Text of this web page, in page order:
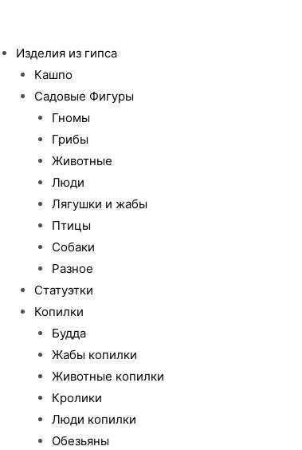
к
содержимому
Изделия из гипса
Кашпо
Садовые Фигуры
Гномы
Грибы
Животные
Люди
Лягушки и жабы
Птицы
Собаки
Разное
Статуэтки
Копилки
Будда
Жабы копилки
Животные копилки
Кролики
Люди копилки
Обезьяны